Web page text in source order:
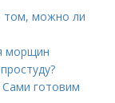
том, можно ли
морщин
готовим